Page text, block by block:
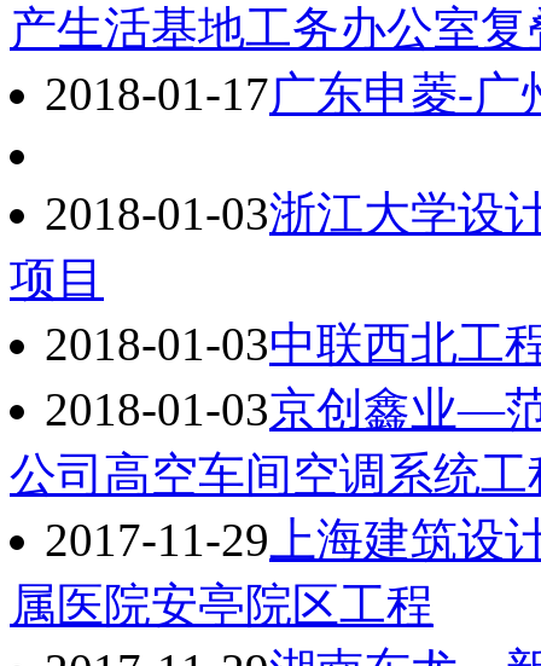
产生活基地工务办公室
2018-01-17广东申菱-广
2018-01-03浙江大学设
项目
2018-01-03中联西北工
2018-01-03京创鑫业—
公司高空车间空调系统工
2017-11-29 上海建筑
属医院安亭院区工程